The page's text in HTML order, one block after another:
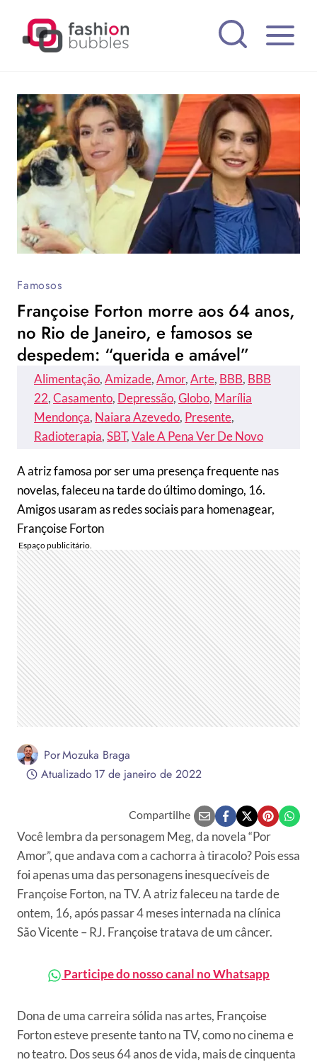
Famosos
Françoise Forton morre aos 64 anos,
no Rio de Janeiro, e famosos se
despedem: “querida e amável”
Alimentação, Amizade, Amor, Arte, BBB, BBB
22, Casamento, Depressão, Globo, Marília
Mendonça, Naiara Azevedo, Presente
Radioterapia, SBT, Vale A Pena Ver De Novo
A atriz famosa por ser uma presença frequente nas
novelas, faleceu na tarde do último domingo, 16.
Amigos usaram as redes sociais para homenagear,
Françoise Forton
PorMozuka Braga
Atualizado17 de janeiro de 2022
Compartilhe
Você lembra da personagem Meg, da novela “Por
Amor”, que andava com a cachorra à tiracolo? Pois essa
foi apenas uma das personagens inesquecíveis de
Françoise Forton, na TV. A atriz faleceu na tarde de
ontem, 16, após passar 4 meses internada na clínica
São Vicente – RJ. Françoise tratava de um câncer.
Participe do nosso canal no Whatsapp
Dona de uma carreira sólida nas artes, Françoise
Forton esteve presente tanto na TV, como no cinema e
no teatro. Dos seus 64 anos de vida, mais de cinquenta